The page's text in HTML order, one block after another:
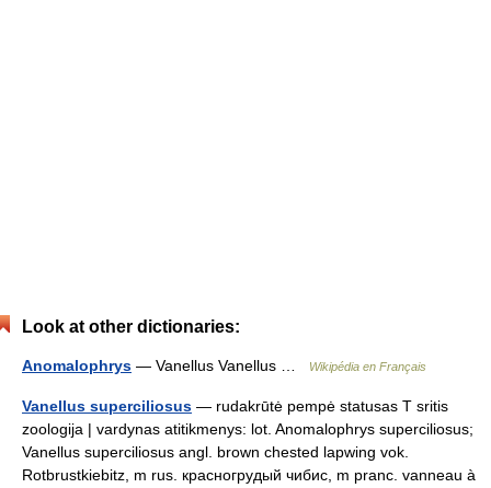
Look at other dictionaries:
Anomalophrys — Vanellus Vanellus … Wikipédia en Français
Vanellus superciliosus — rudakrūtė pempė statusas T sritis
zoologija | vardynas atitikmenys: lot. Anomalophrys superciliosus;
Vanellus superciliosus angl. brown chested lapwing vok.
Rotbrustkiebitz, m rus. красногрудый чибис, m pranc. vanneau à